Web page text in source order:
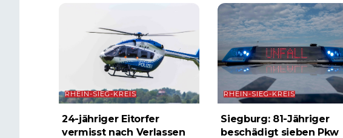
RHEIN-SIEG-KREIS
24-jähriger Eitorfer
vermisst nach Verlassen
RHEIN-SIEG-KREIS
Siegburg: 81-Jähriger
beschädigt sieben Pkw